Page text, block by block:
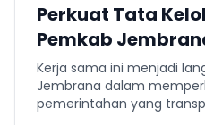
Perkuat Tata
Pemkab
Jembrana
Hukum Datun
Kerja sama ini menjadi
Jembrana dalam
pemerintahan yang